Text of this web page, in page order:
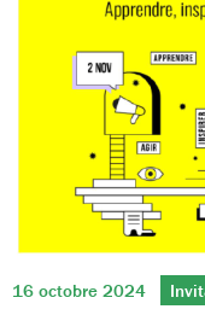
16 octobre 2024